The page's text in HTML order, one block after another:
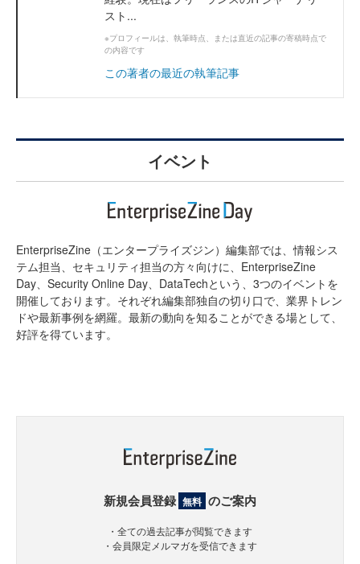
スト...
※プロフィールは、執筆時点、または直近の記事の寄稿時点で
の内容です
この著者の最近の執筆記事
イベント
EnterpriseZine（エンタープライズジン）編集部では、情報シス
テム担当、セキュリティ担当の方々向けに、EnterpriseZine
Day、Security Online Day、DataTechという、3つのイベントを
開催しております。それぞれ編集部独自の切り口で、業界トレン
ドや最新事例を網羅。最新の動向を知ることができる場として、
好評を得ています。
新規会員登録 無料 のご案内
・全ての過去記事が閲覧できます
・会員限定メルマガを受信できます